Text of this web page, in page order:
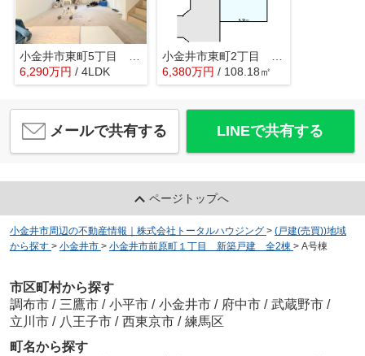
小金井市東町5丁目 新築戸建 全1棟
6,290万円 / 4LDK
小金井市東町2丁目 売地 全1区画
6,380万円 / 108.18㎡
メールで共有する LINEで共有する
ページトップへ
小金井市周辺の不動産情報｜株式会社トータルハウジング > (戸建(売買))地域
から探す > 小金井市 > 小金井市前原町１丁目 新築戸建 全2棟 > A号棟
市区町村から探す
調布市 / 三鷹市 / 小平市 / 小金井市 / 府中市 / 武蔵野市 /
立川市 / 八王子市 / 西東京市 / 練馬区
町名から探す